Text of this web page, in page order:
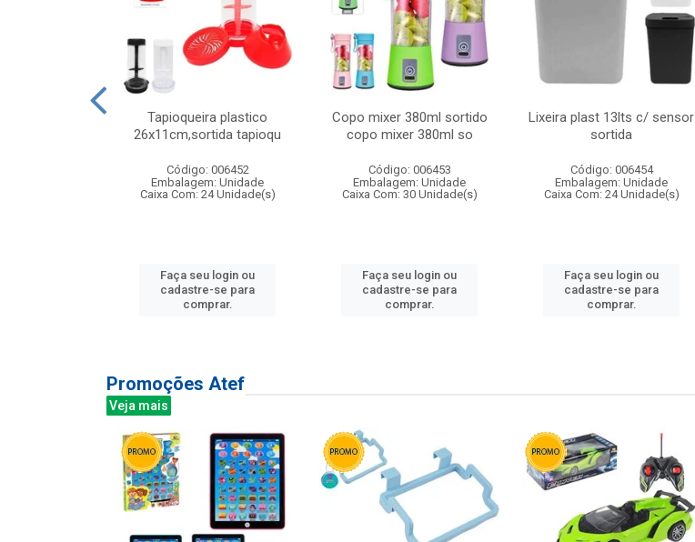
Tapioqueira plastico
26x11cm,sortida tapioqu
Código: 006452
Embalagem: Unidade
Caixa Com: 24 Unidade(s)
Faça seu login ou
cadastre-se para
comprar.
Copo mixer 380ml sortido
copo mixer 380ml so
Código: 006453
Embalagem: Unidade
Caixa Com: 30 Unidade(s)
Faça seu login ou
cadastre-se para
comprar.
Lixeira plast 13lts c/ sensor
sortida
Código: 006454
Embalagem: Unidade
Caixa Com: 24 Unidade(s)
Faça seu login ou
cadastre-se para
comprar.
Promoções Atef
Veja mais